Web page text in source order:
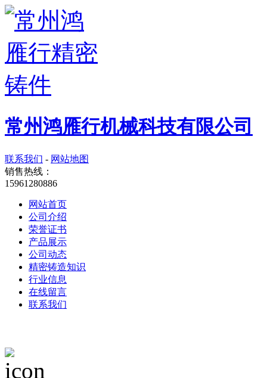
常州鸿雁行机械科技有限公司
联系我们 - 网站地图
销售热线：
15961280886
网站首页
公司介绍
荣誉证书
产品展示
公司动态
精密铸造知识
行业信息
在线留言
联系我们